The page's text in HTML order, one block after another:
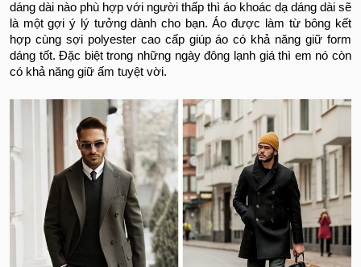
dáng dài nào phù hợp với người thấp thì áo khoác dạ dáng dài sẽ
là một gợi ý lý tưởng dành cho bạn. Áo được làm từ bông kết
hợp cùng sợi polyester cao cấp giúp áo có khả năng giữ form
dáng tốt. Đặc biệt trong những ngày đông lạnh giá thì em nó còn
có khả năng giữ ấm tuyệt vời.